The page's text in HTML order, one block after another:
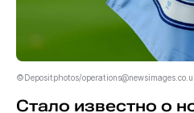
©Depositphotos/
Стало известно о